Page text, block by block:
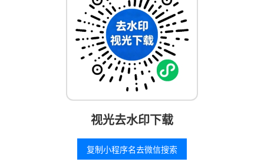
视光去水印下载
复制小程序名去微信搜索